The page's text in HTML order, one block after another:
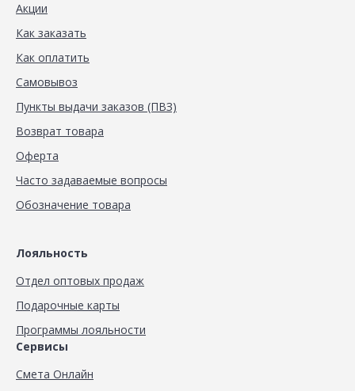
Акции
Как заказать
Как оплатить
Самовывоз
Пункты выдачи заказов (ПВЗ)
Возврат товара
Оферта
Часто задаваемые вопросы
Обозначение товара
Лояльность
Отдел оптовых продаж
Подарочные карты
Программы лояльности
Сервисы
Смета Онлайн